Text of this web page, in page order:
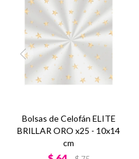
Bolsas de Celofán ELITE
BRILLAR ORO x25 - 10x14
cm